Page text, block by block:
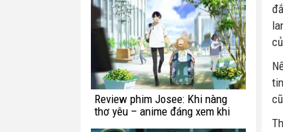
Review phim Josee: Khi nàng
thơ yêu – anime đáng xem khi